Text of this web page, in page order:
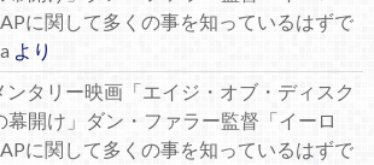
に関して多くの事を知っているはずで
より
タリー映画「エイジ・オブ・ディスク
幕開け」ダン・ファラー監督「イーロ
に関して多くの事を知っているはずで